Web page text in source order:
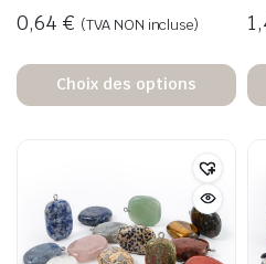
0,64 € (TVA NON incluse)
Choix des options